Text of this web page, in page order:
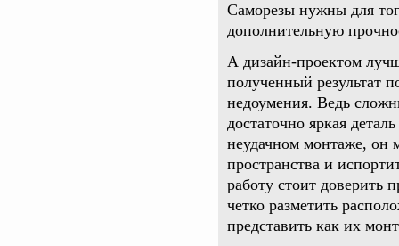
Саморезы нужны для
дополнительную
А дизайн-проектом
полученный результат
недоумения. Ведь
достаточно яркая
неудачном монтаже, он
пространства и
работу стоит доверить
четко разметить
представить как их